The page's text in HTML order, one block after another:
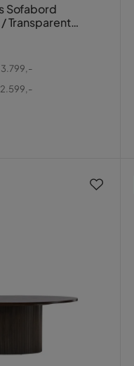
Sofabord
Transparent
3.799,-